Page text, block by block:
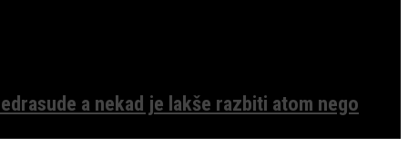
a nekad je lakše razbiti atom nego